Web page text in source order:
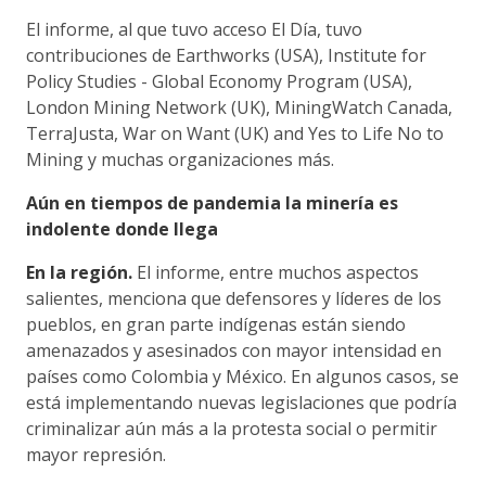
El informe, al que tuvo acceso El Día, tuvo
contribuciones de Earthworks (USA), Institute for
Policy Studies - Global Economy Program (USA),
London Mining Network (UK), MiningWatch Canada,
TerraJusta, War on Want (UK) and Yes to Life No to
Mining y muchas organizaciones más.
Aún en tiempos de pandemia la minería es
indolente donde llega
En la región. El informe, entre muchos aspectos
salientes, menciona que defensores y líderes de los
pueblos, en gran parte indígenas están siendo
amenazados y asesinados con mayor intensidad en
países como Colombia y México. En algunos casos, se
está implementando nuevas legislaciones que podría
criminalizar aún más a la protesta social o permitir
mayor represión.